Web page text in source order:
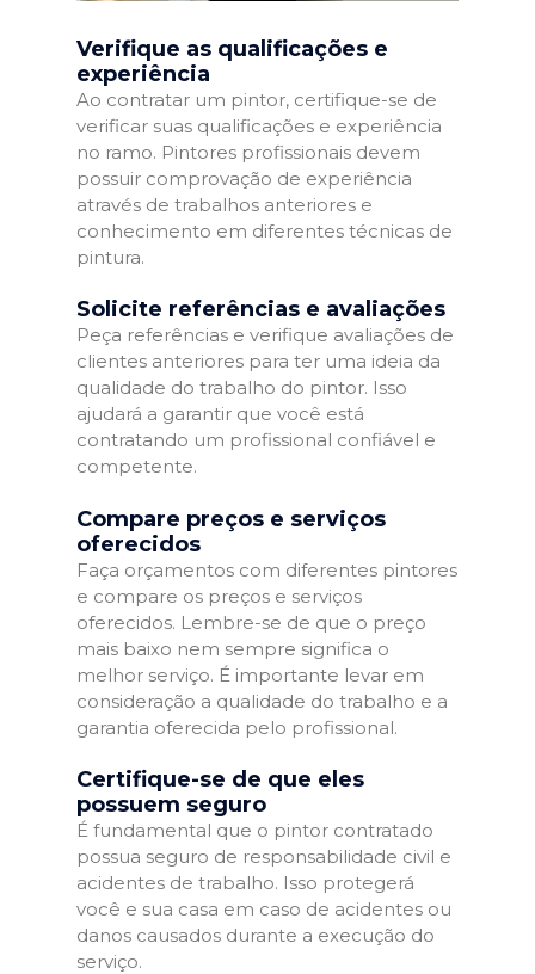
Verifique as qualificações e
experiência
Ao contratar um pintor, certifique-se de
verificar suas qualificações e experiência
no ramo. Pintores profissionais devem
possuir comprovação de experiência
através de trabalhos anteriores e
conhecimento em diferentes técnicas de
pintura.
Solicite referências e avaliações
Peça referências e verifique avaliações de
clientes anteriores para ter uma ideia da
qualidade do trabalho do pintor. Isso
ajudará a garantir que você está
contratando um profissional confiável e
competente.
Compare preços e serviços
oferecidos
Faça orçamentos com diferentes pintores
e compare os preços e serviços
oferecidos. Lembre-se de que o preço
mais baixo nem sempre significa o
melhor serviço. É importante levar em
consideração a qualidade do trabalho e a
garantia oferecida pelo profissional.
Certifique-se de que eles
possuem seguro
É fundamental que o pintor contratado
possua seguro de responsabilidade civil e
acidentes de trabalho. Isso protegerá
você e sua casa em caso de acidentes ou
danos causados durante a execução do
serviço.